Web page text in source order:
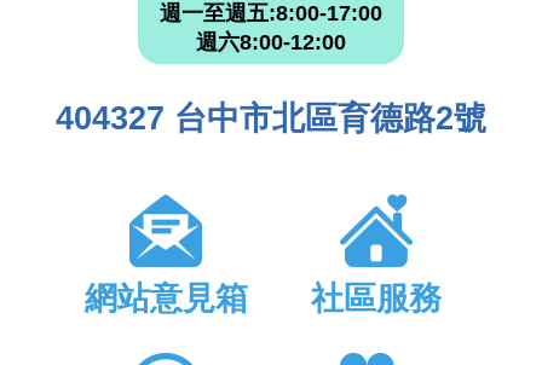
週一至週五:8:00-17:00
週六8:00-12:00
404327 台中市北區育德路2號
網站意見箱 社區服務